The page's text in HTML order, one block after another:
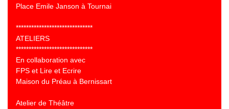
Place Emile Janson à Tournai
******************************
ATELIERS
******************************
En collaboration avec
FPS et Lire et Ecrire
Maison du Préau à Bernissart
Atelier de Théâtre